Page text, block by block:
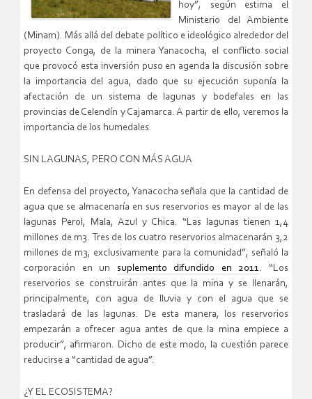
hoy”, según estima el
Ministerio del Ambiente
(Minam). Más allá del debate político e ideológico alrededor del
proyecto Conga, de la minera Yanacocha, el conflicto social
que provocó esta inversión puso en agenda la discusión sobre
la importancia del agua, dado que su ejecución suponía la
afectación de un sistema de lagunas y bodefales en las
provincias de Celendín y Cajamarca. A partir de ello, veremos la
importancia de los humedales.
SIN LAGUNAS, PERO CON MÁS AGUA
En defensa del proyecto, Yanacocha señala que la cantidad de
agua que se almacenaría en sus reservorios es mayor al de las
lagunas Perol, Mala, Azul y Chica. “Las lagunas tienen 1,4
millones de m3. Tres de los cuatro reservorios almacenarán 3,2
millones de m3, exclusivamente para la comunidad”, señaló la
corporación en un suplemento difundido en 2011. “Los
reservorios se construirán antes que la mina y se llenarán,
principalmente, con agua de lluvia y con el agua que se
trasladará de las lagunas. De esta manera, los reservorios
empezarán a ofrecer agua antes de que la mina empiece a
producir”, afirmaron. Dicho de este modo, la cuestión parece
reducirse a “cantidad de agua”.
¿Y EL ECOSISTEMA?